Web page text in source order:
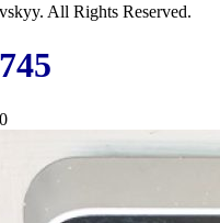
All Rights Reserved.
0